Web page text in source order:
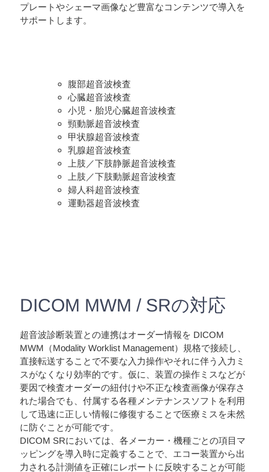
プレートやシェーマ画像など豊富なコンテンツで導入を
サポートします。
腹部超音波検査
心臓超音波検査
小児・胎児心臓超音波検査
頸動脈超音波検査
甲状腺超音波検査
乳腺超音波検査
上肢／下肢静脈超音波検査
上肢／下肢動脈超音波検査
婦人科超音波検査
運動器超音波検査
DICOM MWM / SRの対応
超音波診断装置との連携はオーダー情報を DICOM
MWM（Modality Worklist Management）規格で接続し、
直接転送することで不要な入力操作やそれに伴う入力ミ
スがなくなり効率的です。仮に、装置の操作ミスなどが
要因で検査オーダーの紐付けや不正な検査画像が保存さ
れた場合でも、付属する各種メンテナンスソフトを利用
して迅速に正しい情報に修復することで医療ミスを未然
に防ぐことが可能です。
DICOM SRにおいては、各メーカー・機種ごとの項目マ
ッピングを導入時に定義することで、エコー装置から出
力される計測値を正確にレポートに反映することが可能